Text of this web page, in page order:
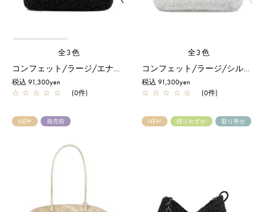
全3色
コンフェット/ラージ/エナメルブラック
税込 91,300yen
☆ ☆ ☆ ☆ ☆ (0件)
全3色
コンフェット/ラージ/シルバー
税込 91,300yen
☆ ☆ ☆ ☆ ☆ (0件)
NEW 発売前 NEW 残りわずか 取り寄せ